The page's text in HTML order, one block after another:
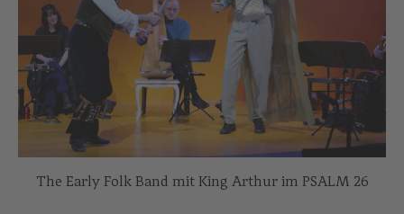
The Early Folk Band mit King Arthur im PSALM 26